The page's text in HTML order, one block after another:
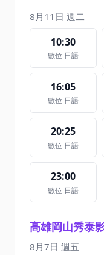
8月11日 週二
10:30
數位 日語
16:05
數位 日語
20:25
數位 日語
23:00
數位 日語
高雄岡山秀泰
8月7日 週五